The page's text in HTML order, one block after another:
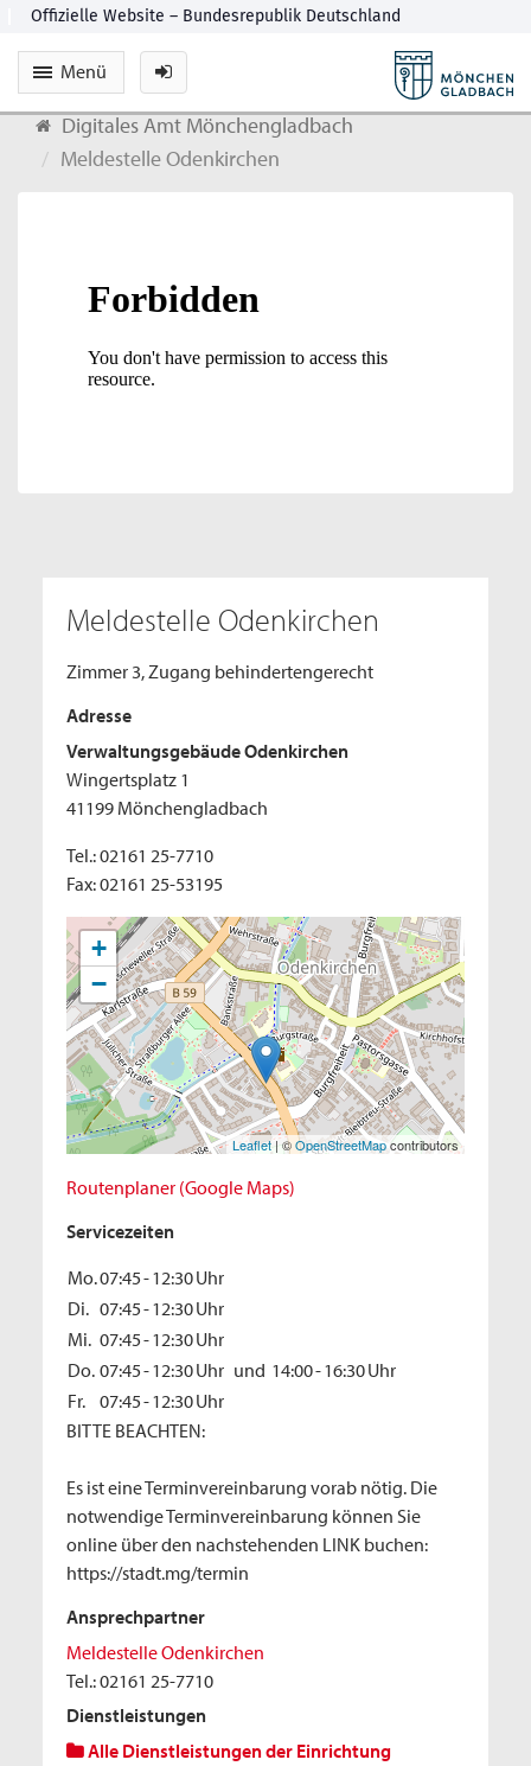
Menü
Digitales Amt Mönchengladbach
Meldestelle Odenkirchen
Meldestelle Odenkirchen
Zimmer 3, Zugang behindertengerecht
Adresse
Verwaltungsgebäude Odenkirchen
Wingertsplatz 1
41199 Mönchengladbach
Tel.: 02161 25-7710
Fax: 02161 25-53195
+
−
Leaflet| ©OpenStreetMapcontributors
Routenplaner (Google Maps)
Servicezeiten
Mo.07:45-12:30Uhr
Di. 07:45-12:30Uhr
Mi. 07:45-12:30Uhr
Do. 07:45-12:30Uhr und 14:00-16:30Uhr
Fr. 07:45-12:30Uhr
BITTE BEACHTEN:
Es ist eine Terminvereinbarung vorab nötig. Die
notwendige Terminvereinbarung können Sie
online über den nachstehenden LINK buchen:
https://stadt.mg/termin
Ansprechpartner
Meldestelle Odenkirchen
Tel.: 02161 25-7710
Dienstleistungen
Alle Dienstleistungen der Einrichtung